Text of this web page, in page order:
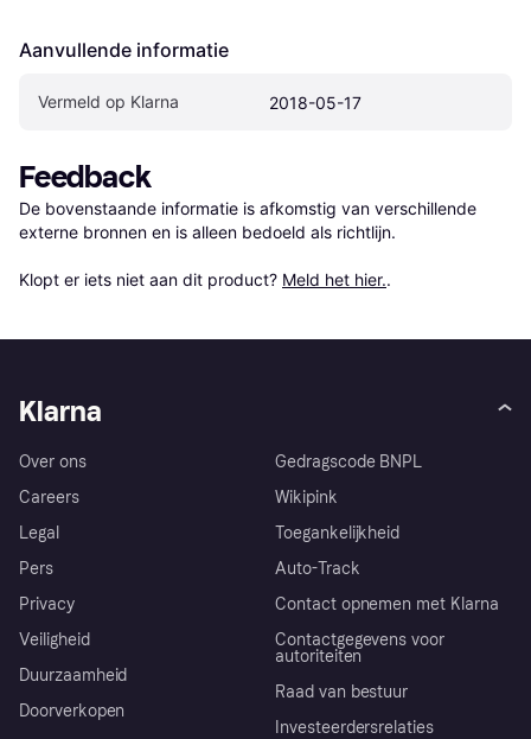
Aanvullende informatie
Vermeld op Klarna 2018-05-17
Feedback
De bovenstaande informatie is afkomstig van verschillende
externe bronnen en is alleen bedoeld als richtlijn.
Klopt er iets niet aan dit product? Meld het hier..
Klarna
Over ons
Careers
Legal
Pers
Privacy
Veiligheid
Duurzaamheid
Doorverkopen
Gedragscode BNPL
Wikipink
Toegankelijkheid
Auto-Track
Contact opnemen met Klarna
Contactgegevens voor
autoriteiten
Raad van bestuur
Investeerdersrelaties